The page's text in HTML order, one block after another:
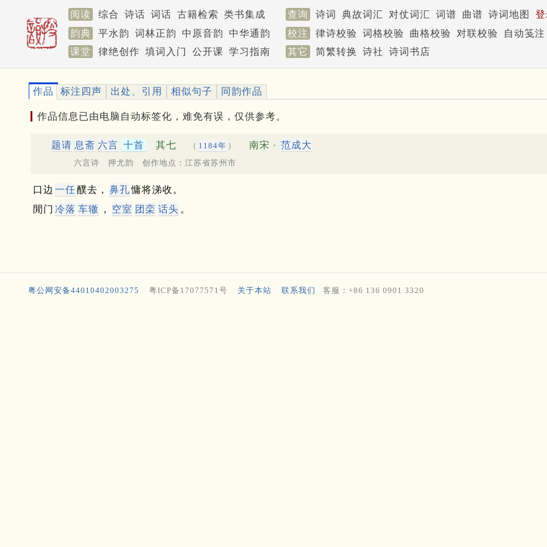
阅读 综合 诗话 词话 古籍检索 类书集成 查询 诗词 典故词汇 对仗词汇 词谱 曲谱 诗词地图
韵典
平水韵 词林正韵 中原音韵 中华通韵 校注 律诗校验 词格校验 曲格校验 对联校验
自动笺注
课堂
律绝创作 填词入门 公开课 学习指南 其它 简繁转换 诗社 诗词书店
作品 标注四声 出处、引用 相似句子 同韵作品
作品信息已由电脑自动标签化，难免有误，仅供参考。
题请 息斋 六言 十首 其七 （ 1184年 ） 南宋 · 范成大
六言诗 押尤韵 创作地点：江苏省苏州市
口边 一任醭去， 鼻孔慵将涕收。
閒门 冷落 车辙 ， 空室 团栾 话头 。
粤公网安备44010402003275 粤ICP备17077571号 关于本站 联系我们 客服：+86 136 0901 3320